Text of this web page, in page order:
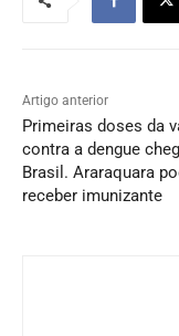
Artigo anterior
Primeiras doses da
contra a dengue
Brasil. Araraquara
receber imunizante